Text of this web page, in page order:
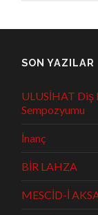
SON YAZILAR
ULUSİHAT
Sempozyumu
İnanç
BİR LAHZA
MESCİD-İ